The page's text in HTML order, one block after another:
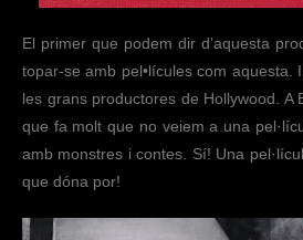
El primer que podem dir d’aquesta
topar-se amb pel•lícules com aquesta.
les grans productores de Hollywood. A
que fa molt que no veiem a una
amb monstres i contes. Sí! Una
que dóna por!